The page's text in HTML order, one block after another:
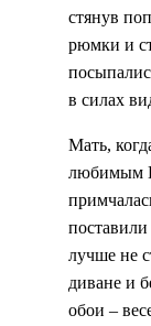
стянув
рюмки и
в силах
Мать,
любимым
лучше не
диване и
обои –